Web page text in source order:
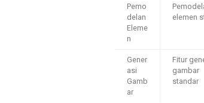
Pemo
delan
Eleme
n
elemen
Gener
asi
Gamb
ar
Fitur
gambar
standar